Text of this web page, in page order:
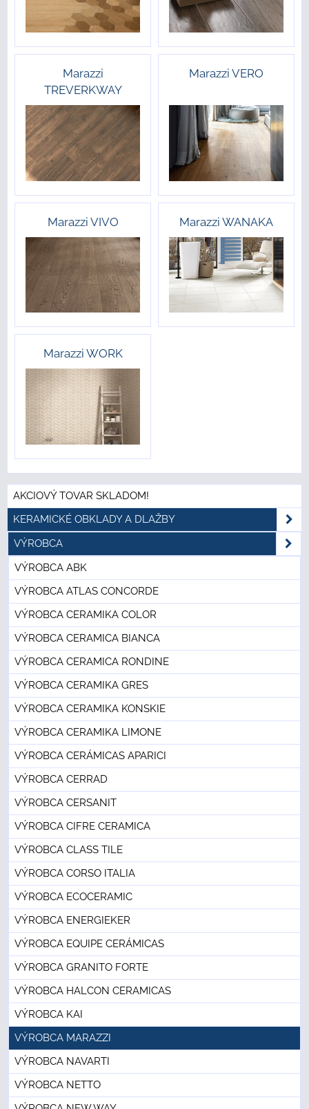
Marazzi
TREVERKWAY
Marazzi VERO
Marazzi VIVO Marazzi WANAKA
Marazzi WORK
AKCIOVÝ TOVAR SKLADOM!
KERAMICKÉ OBKLADY A DLAŽBY
VÝROBCA
VÝROBCA ABK
VÝROBCA ATLAS CONCORDE
VÝROBCA CERAMIKA COLOR
VÝROBCA CERAMICA BIANCA
VÝROBCA CERAMICA RONDINE
VÝROBCA CERAMIKA GRES
VÝROBCA CERAMIKA KONSKIE
VÝROBCA CERAMIKA LIMONE
VÝROBCA CERÁMICAS APARICI
VÝROBCA CERRAD
VÝROBCA CERSANIT
VÝROBCA CIFRE CERAMICA
VÝROBCA CLASS TILE
VÝROBCA CORSO ITALIA
VÝROBCA ECOCERAMIC
VÝROBCA ENERGIEKER
VÝROBCA EQUIPE CERÁMICAS
VÝROBCA GRANITO FORTE
VÝROBCA HALCON CERAMICAS
VÝROBCA KAI
VÝROBCA MARAZZI
VÝROBCA NAVARTI
VÝROBCA NETTO